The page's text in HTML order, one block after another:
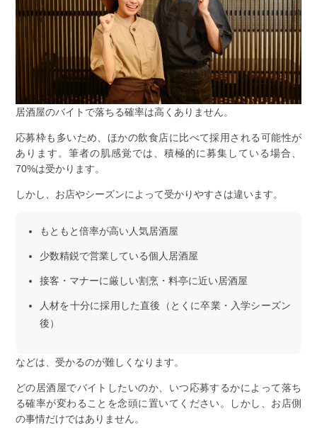
居酒屋のバイトで落ちる確率は高くありません。
応募枠も多いため、ほかの飲食店に比べて採用される可能性が
あります。筆者の肌感覚では、積極的に募集している場合、
70%は受かります。
しかし、お店やシーズンによって受かりやすさは違います。
もともと倍率が高い人気居酒屋
少数精鋭で営業している個人居酒屋
接客・マナーに厳しい割烹・料亭に近い居酒屋
人材を十分に採用した直後（とくに卒業・入学シーズン
後）
などは、受かるのが難しくなります。
どの居酒屋でバイトしたいのか、いつ応募するかによって落ち
る確率が変わることを念頭に置いてください。しかし、お店側
の事情だけではありません。